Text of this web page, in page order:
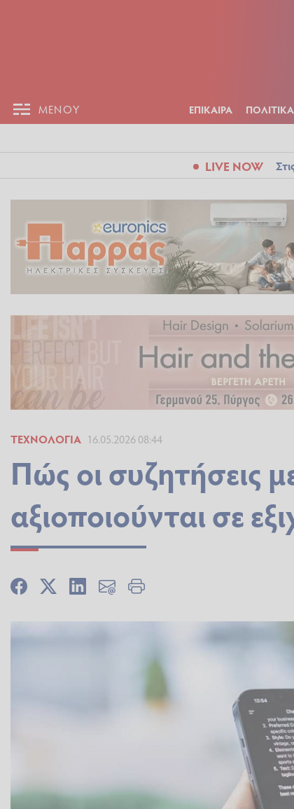
ΜΕΝΟΥ ΕΠΙΚΑΙΡΑ ΠΟΛΙΤΙΚΑ
LIVE NOW
ΤΕΧΝΟΛΟΓΊΑ 16.05.2026 08:44
Πώς οι συζητήσεις
αξιοποιούνται σε